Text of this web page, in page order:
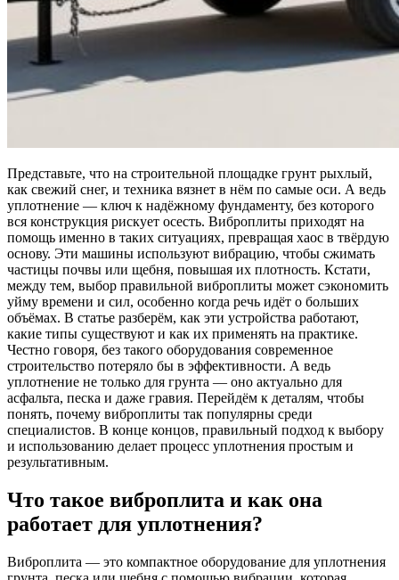
Представьте, что на строительной площадке грунт рыхлый,
как свежий снег, и техника вязнет в нём по самые оси. А ведь
уплотнение — ключ к надёжному фундаменту, без которого
вся конструкция рискует осесть. Виброплиты приходят на
помощь именно в таких ситуациях, превращая хаос в твёрдую
основу. Эти машины используют вибрацию, чтобы сжимать
частицы почвы или щебня, повышая их плотность. Кстати,
между тем, выбор правильной виброплиты может сэкономить
уйму времени и сил, особенно когда речь идёт о больших
объёмах. В статье разберём, как эти устройства работают,
какие типы существуют и как их применять на практике.
Честно говоря, без такого оборудования современное
строительство потеряло бы в эффективности. А ведь
уплотнение не только для грунта — оно актуально для
асфальта, песка и даже гравия. Перейдём к деталям, чтобы
понять, почему виброплиты так популярны среди
специалистов. В конце концов, правильный подход к выбору
и использованию делает процесс уплотнения простым и
результативным.
Что такое виброплита и как она
работает для уплотнения?
Виброплита — это компактное оборудование для уплотнения